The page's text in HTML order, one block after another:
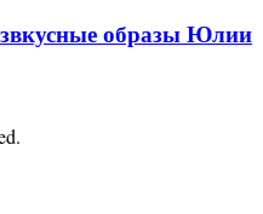
образы Юлии